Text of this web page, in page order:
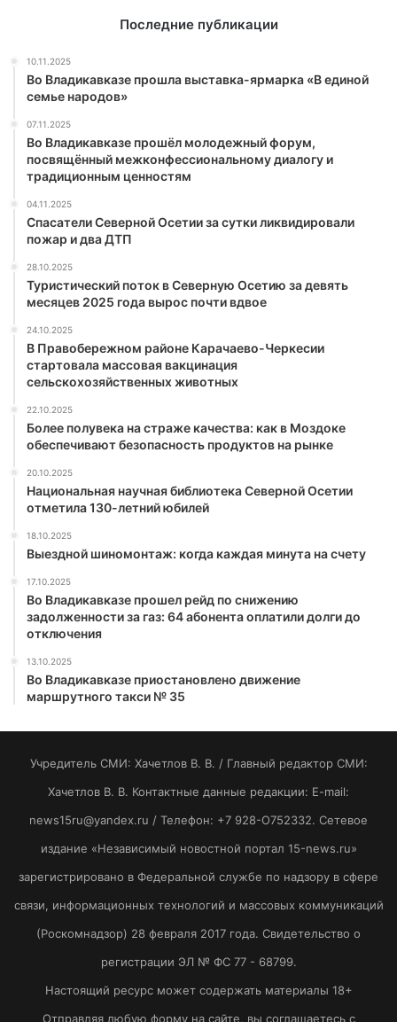
Последние публикации
10.11.2025
Во Владикавказе прошла выставка-ярмарка «В единой
семье народов»
07.11.2025
Во Владикавказе прошёл молодежный форум,
посвящённый межконфессиональному диалогу и
традиционным ценностям
04.11.2025
Спасатели Северной Осетии за сутки ликвидировали
пожар и два ДТП
28.10.2025
Туристический поток в Северную Осетию за девять
месяцев 2025 года вырос почти вдвое
24.10.2025
В Правобережном районе Карачаево-Черкесии
стартовала массовая вакцинация
сельскохозяйственных животных
22.10.2025
Более полувека на страже качества: как в Моздоке
обеспечивают безопасность продуктов на рынке
20.10.2025
Национальная научная библиотека Северной Осетии
отметила 130-летний юбилей
18.10.2025
Выездной шиномонтаж: когда каждая минута на счету
17.10.2025
Во Владикавказе прошел рейд по снижению
задолженности за газ: 64 абонента оплатили долги до
отключения
13.10.2025
Во Владикавказе приостановлено движение
маршрутного такси № 35
Учредитель СМИ: Хaчeтлoв B. B. / Главный редактор СМИ:
Хaчeтлoв B. B. Контактные данные редакции: E-mail:
news15ru@yandex.ru / Телефон: +7 928-O752332. Сетевое
издание «Независимый новостной портал 15-news.ru»
зарегистрировано в Федеральной службе по надзору в сфере
связи, информационных технологий и массовых коммуникаций
(Роскомнадзор) 28 февраля 2017 года. Свидетельство о
регистрации ЭЛ № ФС 77 - 68799.
Настоящий ресурс может содержать материалы 18+
Отправляя любую форму на сайте, вы соглашаетесь с